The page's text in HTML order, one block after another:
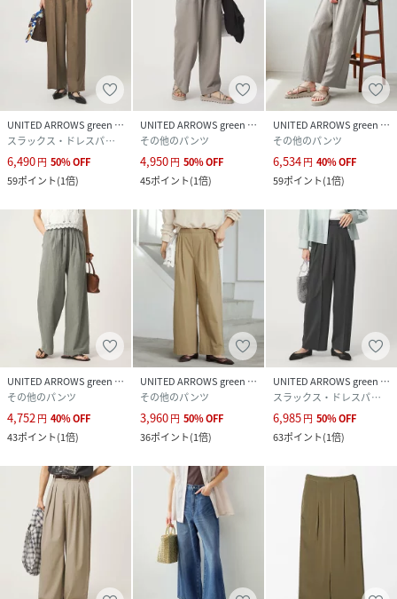
UNITED ARROWS green label relaxing
スラックス・ドレスパンツ
6,490円 50%OFF
59ポイント(1倍)
UNITED ARROWS green label relaxing
その他のパンツ
4,950円 50%OFF
45ポイント(1倍)
UNITED ARROWS green label relaxing
その他のパンツ
6,534円 40%OFF
59ポイント(1倍)
UNITED ARROWS green label relaxing
その他のパンツ
4,752 円 40%OFF
43ポイント(1倍)
UNITED ARROWS green label relaxing
その他のパンツ
3,960円 50%OFF
36ポイント(1倍)
UNITED ARROWS green label relaxing
スラックス・ドレスパンツ
6,985円 50%OFF
63ポイント(1倍)